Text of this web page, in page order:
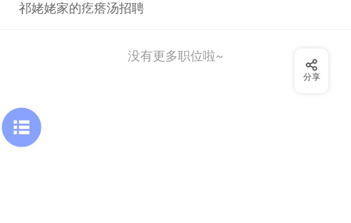
祁姥姥家的疙瘩汤招聘
没有更多职位啦~
分享